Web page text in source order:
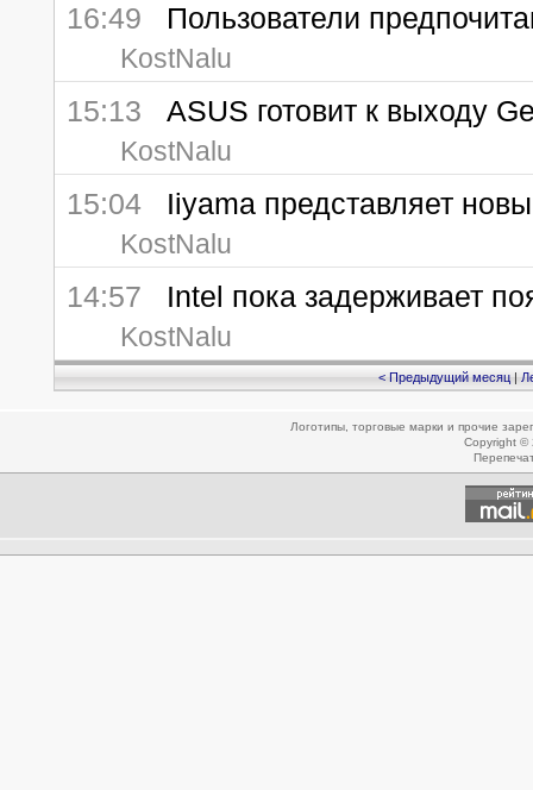
16:49 Пользователи
KostNalu
15:13 ASUS готовит к выходу
KostNalu
15:04 Iiyama представляет
KostNalu
14:57 Intel пока задерживает
KostNalu
< Предыдущий месяц|
Логотипы, торговые марки и прочие
Copyright ©